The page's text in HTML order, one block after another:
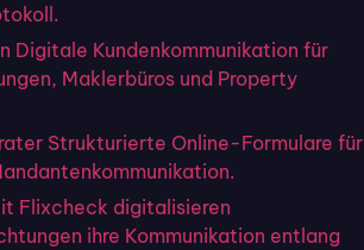
Digitale Kundenkommunikation für
Maklerbüros und Property
Strukturierte Online-Formulare für
Flixcheck digitalisieren
ihre Kommunikation entlang
– von der
zur
Jahren hat Flixmakler
digitale Prozesse